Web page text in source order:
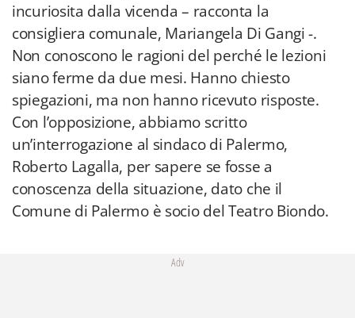
incuriosita dalla vicenda – racconta la
consigliera comunale, Mariangela Di Gangi -.
Non conoscono le ragioni del perché le lezioni
siano ferme da due mesi. Hanno chiesto
spiegazioni, ma non hanno ricevuto risposte.
Con l’opposizione, abbiamo scritto
un’interrogazione al sindaco di Palermo,
Roberto Lagalla, per sapere se fosse a
conoscenza della situazione, dato che il
Comune di Palermo è socio del Teatro Biondo.
Adv